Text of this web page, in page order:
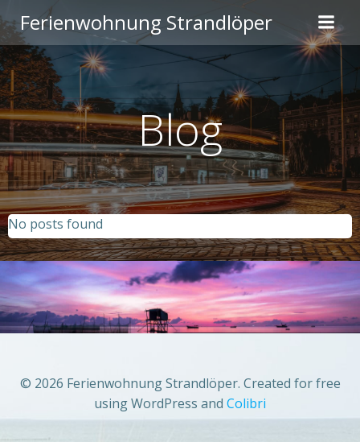
Inhalt
springen
Ferienwohnung Strandlöper
Blog
No posts found
© 2026 Ferienwohnung Strandlöper. Created for free
using WordPress and Colibri